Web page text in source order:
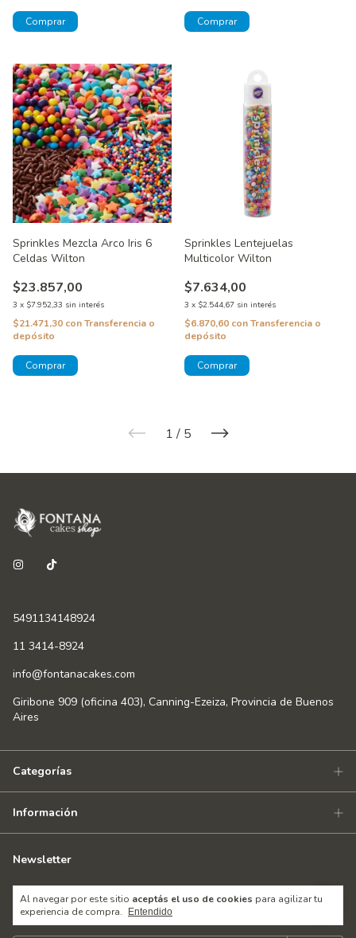
Al navegar por este sitio aceptás el uso de cookies para agilizar tu
experiencia de compra.
Entendido
Sprinkles Mezcla Arco Iris 6
Celdas Wilton
$23.857,00
3 x $7.952,33 sin interés
$21.471,30 conTransferencia o
depósito
Sprinkles Lentejuelas
Multicolor Wilton
$7.634,00
3 x $2.544,67 sin interés
$6.870,60 conTransferencia o
depósito
1 / 5
5491134148924
11 3414-8924
info@fontanacakes.com
Giribone 909 (oficina 403), Canning-Ezeiza, Provincia de Buenos
Aires
Categorías
Información
Newsletter
Suscribite y recibí un 10% OFF. Además de ofertas, novedades y
tips de pastelería.